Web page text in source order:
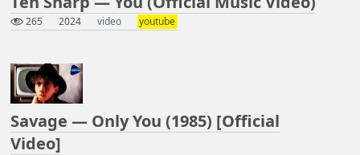
265 2024 video youtube
Savage — Only You (1985) [Official
Video]